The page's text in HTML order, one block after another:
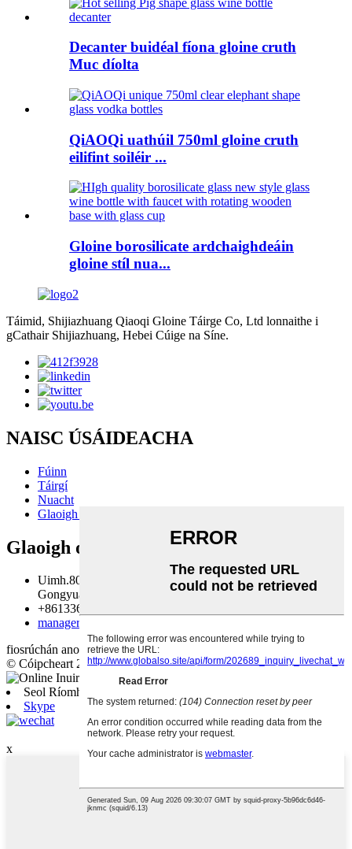
Decanter buidéal fíona gloine cruth
Muc díolta
QiAOQi uathúil 750ml gloine cruth
eilifint soiléir ...
Gloine borosilicate ardchaighdeáin
gloine stíl nua...
Táimid, Shijiazhuang Qiaoqi Gloine Táirge Co, Ltd lonnaithe i
gCathair Shijiazhuang, Hebei Cúige na Síne.
NAISC ÚSÁIDEACHA
Fúinn
Táirgí
Nuacht
Glaoigh orainn
Glaoigh orainn
Uimh.802, Aonad 2, Foirgneamh 11, Céim 2, Aobei-
Gongyuan, Dúiche Chang'an, Shijiazhuang, Hebei, an tSín
+8613363860176, +8613223455645
manager@qqglassltd.com
fiosrúchán anois
© Cóipcheart 20192020 : Gach ceart ar cosaint.
Seol Ríomhphost
Skype
IOS
x